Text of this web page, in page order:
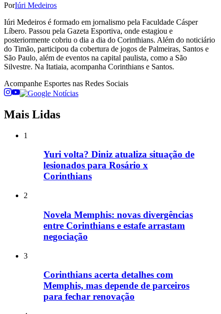
PorIúri Medeiros
Iúri Medeiros é formado em jornalismo pela Faculdade Cásper
Líbero. Passou pela Gazeta Esportiva, onde estagiou e
posteriormente cobriu o dia a dia do Corinthians. Além do noticiário
do Timão, participou da cobertura de jogos de Palmeiras, Santos e
São Paulo, além de eventos na capital paulista, como a São
Silvestre. Na Itatiaia, acompanha Corinthians e Santos.
Acompanhe Esportes nas Redes Sociais
Mais Lidas
1
Yuri volta? Diniz atualiza situação de
lesionados para Rosário x
Corinthians
2
Novela Memphis: novas divergências
entre Corinthians e estafe arrastam
negociação
3
Corinthians acerta detalhes com
Memphis, mas depende de parceiros
para fechar renovação